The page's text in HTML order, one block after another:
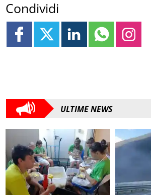
Condividi
ULTIME NEWS